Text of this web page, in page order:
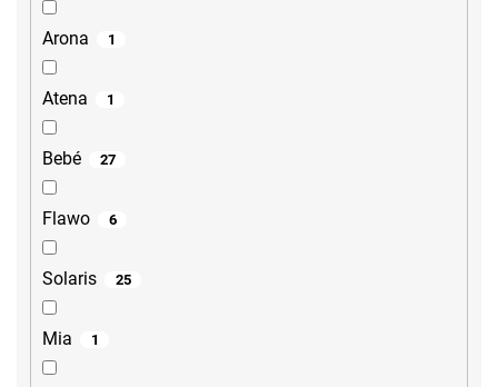
Arona 1
Atena 1
Bebé 27
Flawo 6
Solaris 25
Mia 1